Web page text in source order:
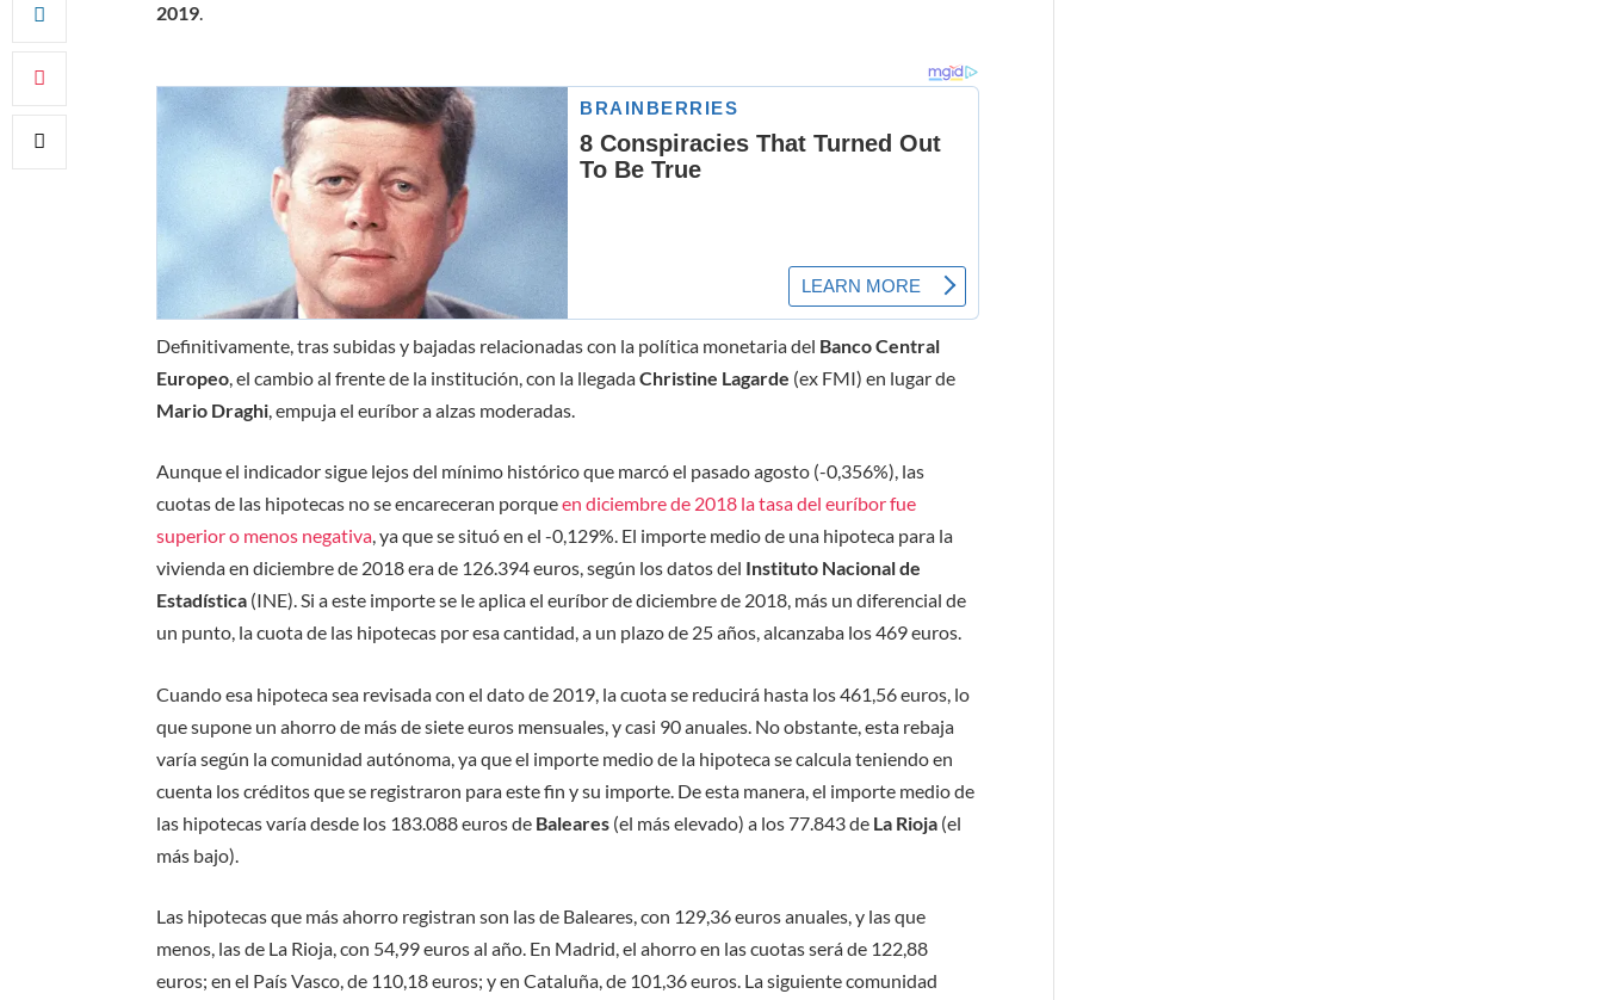
2019.
Definitivamente, tras subidas y bajadas relacionadas con la política monetaria del Banco Central
Europeo , el cambio al frente de la institución, con la llegadaChristine Lagarde (ex FMI) en lugar de
Mario Draghi , empuja el euríbor a alzas moderadas.
Aunque el indicador sigue lejos del mínimo histórico que marcó el pasado agosto (-0,356%), las
cuotas de las hipotecas no se encareceran porqueen diciembre de 2018 la tasa del euríbor fue
superior o menos negativa, ya que se situó en el -0,129%. El importe medio de una hipoteca para la
vivienda en diciembre de 2018 era de 126.394 euros, según los datos del Instituto Nacional de
Estadística (INE). Si a este importe se le aplica el euríbor de diciembre de 2018, más un diferencial de
un punto, la cuota de las hipotecas por esa cantidad, a un plazo de 25 años, alcanzaba los 469 euros.
Cuando esa hipoteca sea revisada con el dato de 2019, la cuota se reducirá hasta los 461,56 euros, lo
que supone un ahorro de más de siete euros mensuales, y casi 90 anuales. No obstante, esta rebaja
varía según la comunidad autónoma, ya que el importe medio de la hipoteca se calcula teniendo en
cuenta los créditos que se registraron para este fin y su importe. De esta manera, el importe medio de
las hipotecas varía desde los 183.088 euros de Baleares (el más elevado) a los 77.843 de La Rioja (el
más bajo).
Las hipotecas que más ahorro registran son las de Baleares, con 129,36 euros anuales, y las que
menos, las de La Rioja, con 54,99 euros al año. En Madrid, el ahorro en las cuotas será de 122,88
euros; en el País Vasco, de 110,18 euros; y en Cataluña, de 101,36 euros. La siguiente comunidad